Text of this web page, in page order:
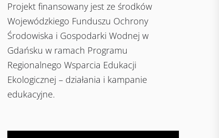
Projekt finansowany jest ze środków
Wojewódzkiego Funduszu Ochrony
Środowiska i Gospodarki Wodnej w
Gdańsku w ramach Programu
Regionalnego Wsparcia Edukacji
Ekologicznej – działania i kampanie
edukacyjne.